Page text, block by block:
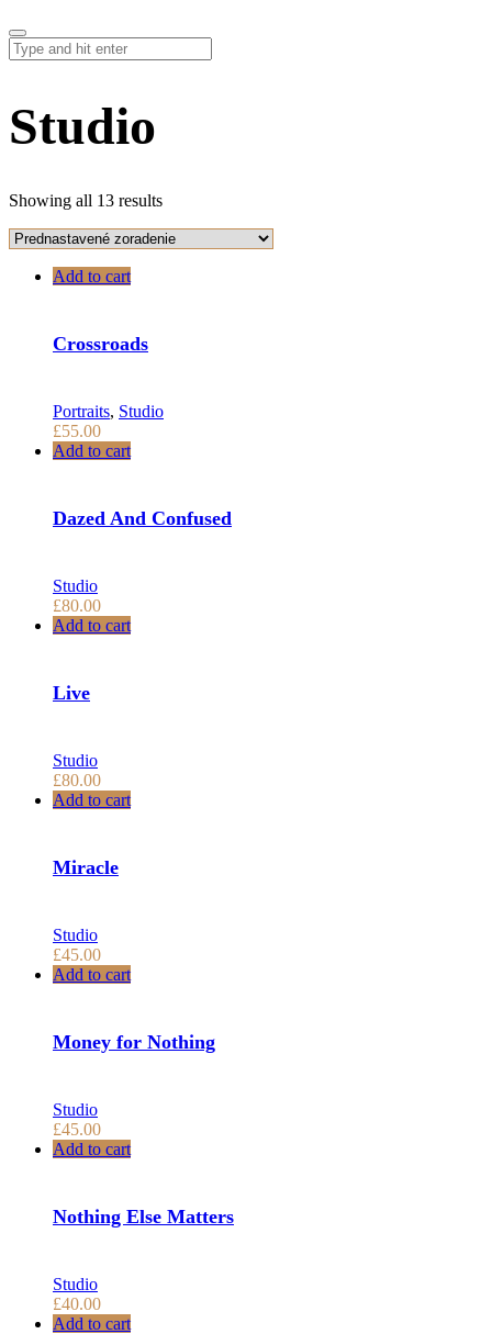
Studio
Showing all 13 results
Add to cart
Crossroads
Portraits, Studio
£55.00
Add to cart
Dazed And Confused
Studio
£80.00
Add to cart
Live
Studio
£80.00
Add to cart
Miracle
Studio
£45.00
Add to cart
Money for Nothing
Studio
£45.00
Add to cart
Nothing Else Matters
Studio
£40.00
Add to cart